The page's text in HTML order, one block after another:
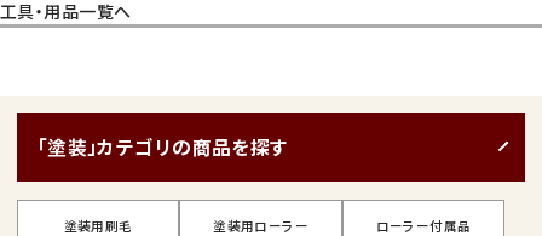
工具・用品一覧へ
「塗装」カテゴリの商品を探す
塗装用刷毛 塗装用ローラー ローラー付属品